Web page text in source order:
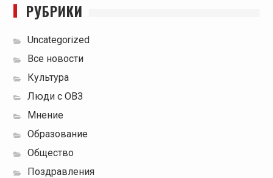
РУБРИКИ
Uncategorized
Все новости
Культура
Люди с ОВЗ
Мнение
Образование
Общество
Поздравления